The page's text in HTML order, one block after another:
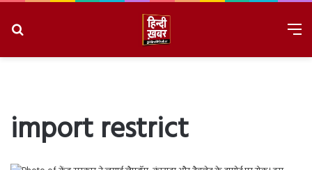
import restrict